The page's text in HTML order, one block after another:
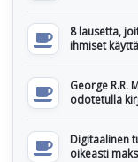
8 lausetta,
ihmiset
George R.R.
odotetulla
Digitaalinen
oikeasti